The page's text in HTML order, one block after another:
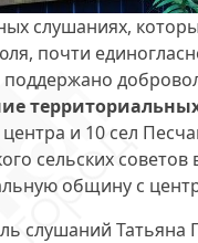
слушаниях,
почти
и 10 сел
сельских советов
общину с
слушаний Татьяна